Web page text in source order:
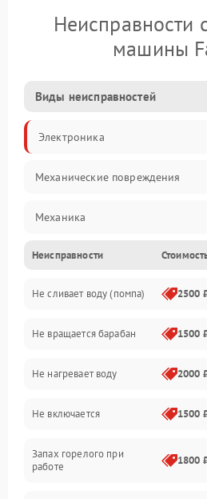
Неисправности
машины
Виды неисправностей
Электроника
Механические повреждения
Механика
Электропитание
Водоснабжение
Слив
Программное обеспечение
Неисправности
Не сливает воду (помпа) 2500
Не вращается барабан 1500
Не нагревает воду 2000
Не включается 1500
Запах горелого при
работе
1800